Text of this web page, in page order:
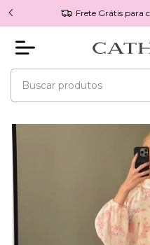
Frete Grátis para